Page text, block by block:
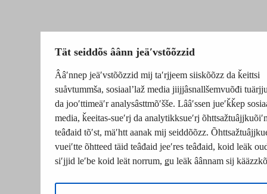
Tät seiddõs âânn jeäʹvstõõzzid
Ââʹnnep jeäʹvstõõzzid mij taʹrjjeem siiskõõzz da ǩeittsi
suåvtummša, sosiaalʼlaž media jiijjâsnallšemvuõđi
da jooʹttimeäʹr analysâsttmõʹšše. Lââʹssen jueʹǩǩep
media, ǩeeitas-sueʹrj da analytikksueʹrj
teâđaid tõʹst, mäʹhtt aanak mij seiddõõzz.
vueiʹtte õhtteed täid teâđaid jeeʹres teâđaid, koid leäk
siʹjjid leʹbe koid leät norrum, ǥu leäk âânnam sij